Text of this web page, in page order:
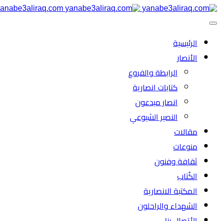
الرئیسية
الأنصار
الرابطة والفروع
كتابات انصارية
انصار مبدعون
النصیر الشیوعي
مقالات
منوعات
ثقافة وفنون
الكُتاب
المكتبة الانصارية
الشهداء والراحلون